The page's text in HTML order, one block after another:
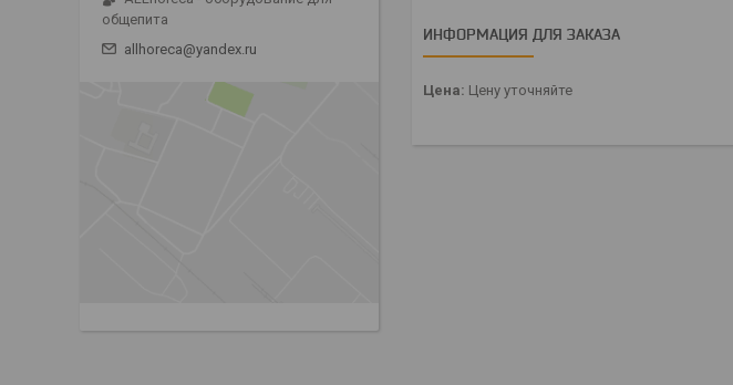
ИНФОРМАЦИЯ ДЛЯ ЗАКАЗА
Цена: Цену уточняйте
общепита
allhoreca@yandex.ru